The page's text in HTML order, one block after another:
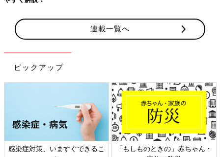
連載一覧へ
ピックアップ
ぐできるこ
「もしものときの」赤ちゃん・
日本外来小児科学